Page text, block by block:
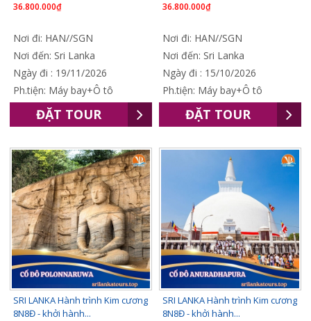
36.800.000₫
Nơi đi: HAN//SGN
Nơi đến: Sri Lanka
Ngày đi : 19/11/2026
Ph.tiện: Máy bay+Ô tô
ĐẶT TOUR
36.800.000₫
Nơi đi: HAN//SGN
Nơi đến: Sri Lanka
Ngày đi : 15/10/2026
Ph.tiện: Máy bay+Ô tô
ĐẶT TOUR
SRI LANKA Hành trình Kim cương
8N8Đ - khởi hành...
SRI LANKA Hành trình Kim cương
8N8Đ - khởi hành...